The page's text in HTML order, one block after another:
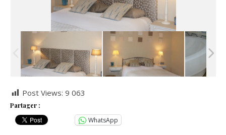
Post Views: 9 063
Partager :
WhatsApp